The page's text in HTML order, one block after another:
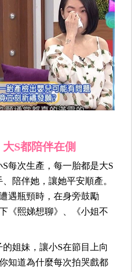
S都陪伴在側
每次生產，每一胎都是大S
陪伴她，讓她平安順產。
遇瓶頸時，在身旁鼓勵
《熙娣想聊》、《小姐不
姐妹，讓小S在節目上向
知道為什麼每次拍哭戲都